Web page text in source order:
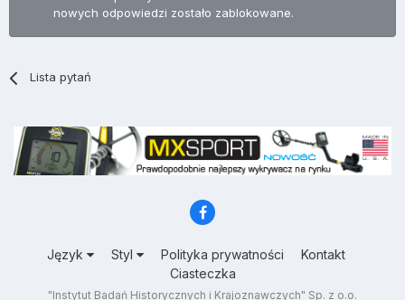
nowych odpowiedzi zostało zablokowane.
Lista pytań
Język Styl Polityka prywatności
Kontakt
Ciasteczka
"Instytut Badań Historycznych i Krajoznawczych" Sp. z o.o.